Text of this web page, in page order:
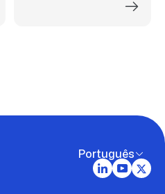
Português